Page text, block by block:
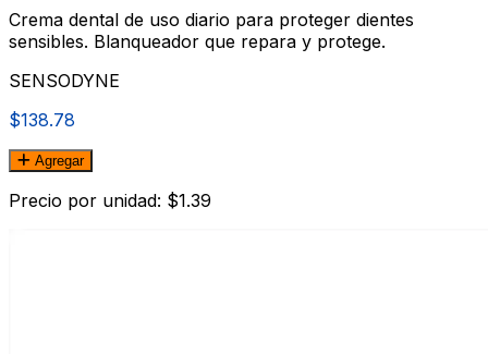
Crema dental de uso diario para proteger dientes
sensibles. Blanqueador que repara y protege.
SENSODYNE
$138.78
Agregar
Precio por unidad: $1.39